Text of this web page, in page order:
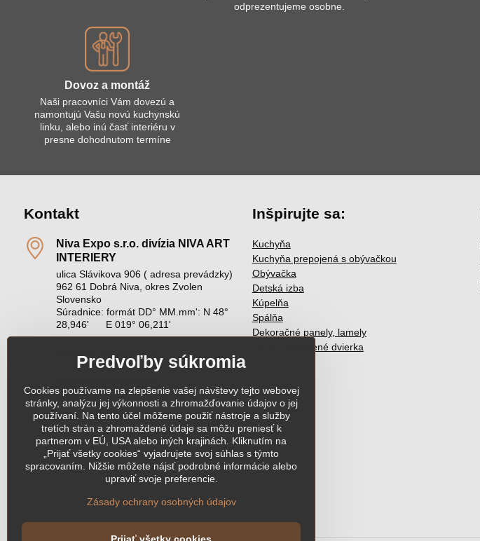
odprezentujeme osobne.
Dovoz a montáž
Naši pracovníci Vám dovezú a
namontujú Vašu novú kuchynskú
linku, alebo inú časť interiéru v
presne dohodnutom termíne
Kontakt
Niva Expo s​.r​.o​. divízia NIVA ART
INTERIERY
ulica Slávikova 906 ( adresa prevádzky)
962 61 Dobrá Niva, okres Zvolen
Slovensko
Súradnice: formát DD° MM.mm': N 48°
28,946' E 019° 06,211'
nivaart​@nivaart​.sk
0908 791 596 - Ing. Michaela Ontková
Inšpirujte sa:
Kuchyňa
Kuchyňa prepojená s obývačkou
Obývačka
Detská izba
Kúpelňa
Spálňa
Dekoračné panely, lamely
Vitríny, presklené dvierka
Predvoľby súkromia
Cookies používame na zlepšenie vašej návštevy tejto webovej
stránky, analýzu jej výkonnosti a zhromažďovanie údajov o jej
používaní. Na tento účel môžeme použiť nástroje a služby
tretích strán a zhromaždené údaje sa môžu preniesť k
partnerom v EÚ, USA alebo iných krajinách. Kliknutím na
„Prijať všetky cookies“ vyjadrujete svoj súhlas s týmto
spracovaním. Nižšie môžete nájsť podrobné informácie alebo
upraviť svoje preferencie.
Zásady ochrany osobných údajov